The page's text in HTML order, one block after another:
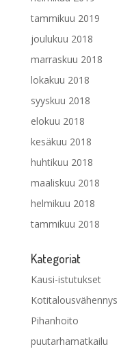
tammikuu 2019
joulukuu 2018
marraskuu 2018
lokakuu 2018
syyskuu 2018
elokuu 2018
kesäkuu 2018
huhtikuu 2018
maaliskuu 2018
helmikuu 2018
tammikuu 2018
Kategoriat
Kausi-istutukset
Kotitalousvähennys
Pihanhoito
puutarhamatkailu